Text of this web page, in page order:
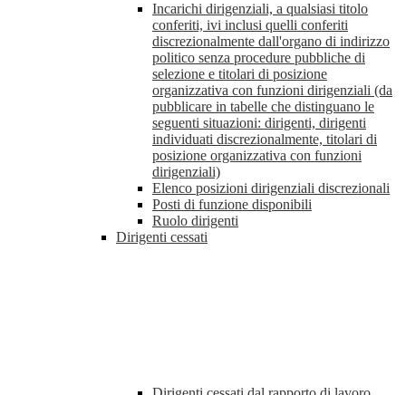
Incarichi dirigenziali, a qualsiasi titolo
conferiti, ivi inclusi quelli conferiti
discrezionalmente dall'organo di indirizzo
politico senza procedure pubbliche di
selezione e titolari di posizione
organizzativa con funzioni dirigenziali (da
pubblicare in tabelle che distinguano le
seguenti situazioni: dirigenti, dirigenti
individuati discrezionalmente, titolari di
posizione organizzativa con funzioni
dirigenziali)
Elenco posizioni dirigenziali discrezionali
Posti di funzione disponibili
Ruolo dirigenti
Dirigenti cessati